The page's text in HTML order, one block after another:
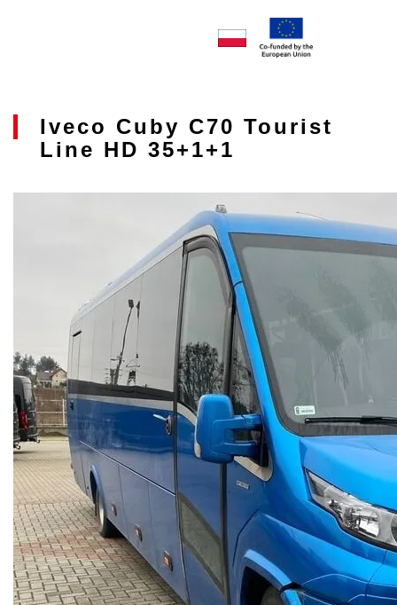
Iveco Cuby C70 Tourist
Line HD 35+1+1